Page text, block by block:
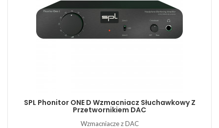
SPL Phonitor ONE D Wzmacniacz Słuchawkowy Z
Przetwornikiem DAC
Wzmacniacze z DAC